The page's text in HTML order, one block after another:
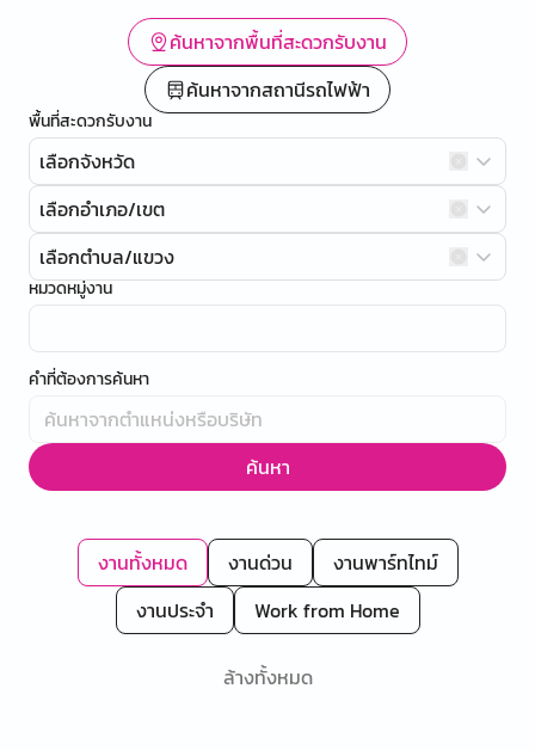
ค้นหาจากพื้นที่สะดวกรับงาน
ค้นหาจากสถานีรถไฟฟ้า
พื้นที่สะดวกรับงาน
เลือกจังหวัด
เลือกอำเภอ/เขต
เลือกตำบล/แขวง
หมวดหมู่งาน
คำที่ต้องการค้นหา
ค้นหา
งานทั้งหมด งานด่วน
งานพาร์ทไทม์
งานประจำ
Work from Home
ล้างทั้งหมด